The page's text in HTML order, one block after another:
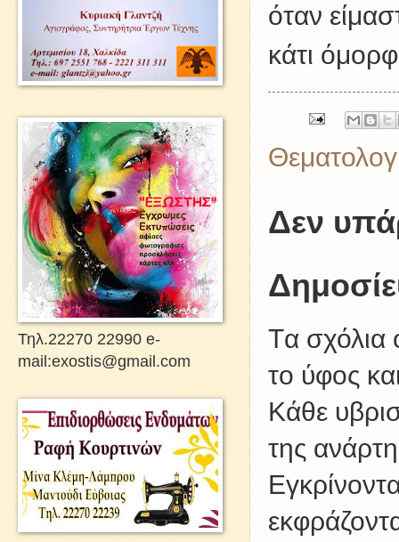
όταν
κάτι
Δεν
Tα σχόλια
το ύφος
Kάθε
της
Τηλ.22270 22990 e-
mail:exostis@gmail.com